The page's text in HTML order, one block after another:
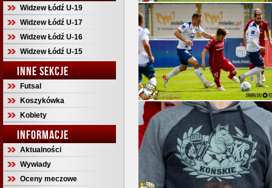
Widzew Łódź U-19
Widzew Łódź U-17
Widzew Łódź U-16
Widzew Łódź U-15
INNE SEKCJE
Futsal
Koszykówka
Kobiety
INFORMACJE
Aktualności
Wywiady
Oceny meczowe